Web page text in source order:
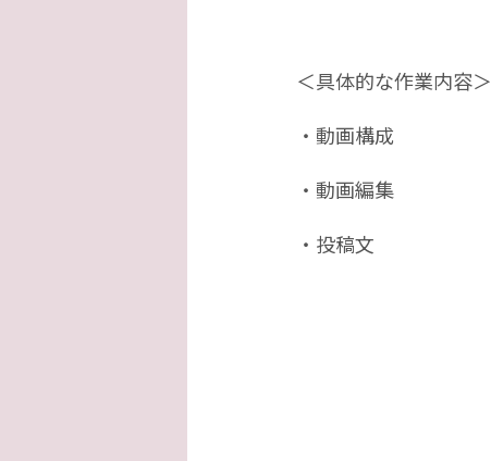
＜具体的な作業内容＞
・動画構成
・動画編集
・投稿文